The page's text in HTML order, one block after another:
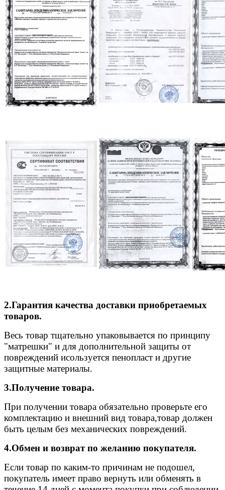
2.Гарантия качества доставки приобретаемых
товаров.
Весь товар тщательно упаковывается по принципу
"матрешки" и для дополнительной защиты от
повреждений исользуется пенопласт и другие
защитные материалы.
3.Получение товара.
При получении товара обязательно проверьте его
комплектацию и внешний вид товара,товар должен
быть целым без механических повреждений.
4.Обмен и возврат по желанию покупателя.
Если товар по каким-то причинам не подошел,
покупатель имеет право вернуть или обменять в